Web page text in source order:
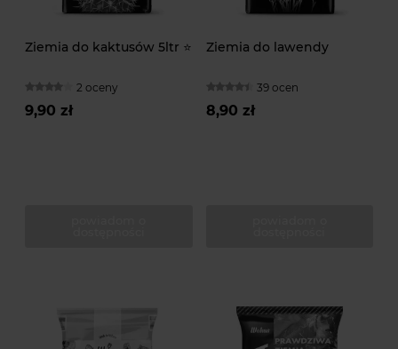
Ziemia do kaktusów 5ltr ⭐
2 oceny
9,90 zł
Ziemia do lawendy
39 ocen
8,90 zł